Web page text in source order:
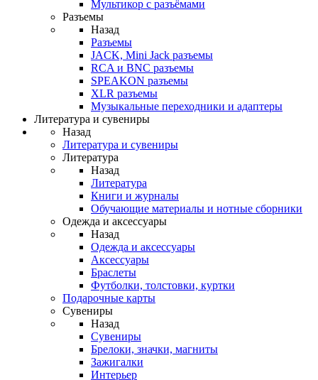
Мультикор с разъёмами
Разъемы
Назад
Разъемы
JACK, Mini Jack разъемы
RCA и BNC разъемы
SPEAKON разъемы
XLR разъемы
Музыкальные переходники и адаптеры
Литература и сувениры
Назад
Литература и сувениры
Литература
Назад
Литература
Книги и журналы
Обучающие материалы и нотные сборники
Одежда и аксессуары
Назад
Одежда и аксессуары
Аксессуары
Браслеты
Футболки, толстовки, куртки
Подарочные карты
Сувениры
Назад
Сувениры
Брелоки, значки, магниты
Зажигалки
Интерьер